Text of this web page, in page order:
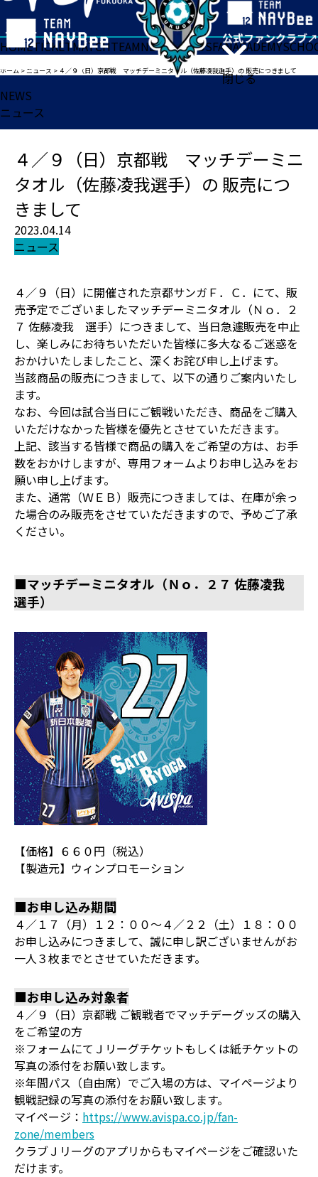
閉じる
HOMETICKETMATCHTEAMNEWSGOODSFANACADEMY
ホーム >ニュース > ４／９（日）京都戦 マッチデーミニタオル（佐藤凌我選手）の 販売につきまして
NEWS
ニュース
４／９（日）京都戦 マッチデーミニ
タオル（佐藤凌我選手）の 販売につ
きまして
2023.04.14
ニュース
４／９（日）に開催された京都サンガＦ．Ｃ．にて、販
売予定でございましたマッチデーミニタオル（Ｎｏ．２
７ 佐藤凌我 選手）につきまして、当日急遽販売を中止
し、楽しみにお待ちいただいた皆様に多大なるご迷惑を
おかけいたしましたこと、深くお詫び申し上げます。
当該商品の販売につきまして、以下の通りご案内いたし
ます。
なお、今回は試合当日にご観戦いただき、商品をご購入
いただけなかった皆様を優先とさせていただきます。
上記、該当する皆様で商品の購入をご希望の方は、お手
数をおかけしますが、専用フォームよりお申し込みをお
願い申し上げます。
また、通常（ＷＥＢ）販売につきましては、在庫が余っ
た場合のみ販売をさせていただきますので、予めご了承
ください。
■マッチデーミニタオル（Ｎｏ．２７ 佐藤凌我
選手）
【価格】６６０円（税込）
【製造元】ウィンプロモーション
■お申し込み期間
４／１７（月）１２：００～４／２２（土）１８：００
お申し込みにつきまして、誠に申し訳ございませんがお
一人３枚までとさせていただきます。
■お申し込み対象者
４／９（日）京都戦 ご観戦者でマッチデーグッズの購入
をご希望の方
※フォームにてＪリーグチケットもしくは紙チケットの
写真の添付をお願い致します。
※年間パス（自由席）でご入場の方は、マイページより
観戦記録の写真の添付をお願い致します。
マイページ： https://www.avispa.co.jp/fan-
zone/members
クラブＪリーグのアプリからもマイページをご確認いた
だけます。